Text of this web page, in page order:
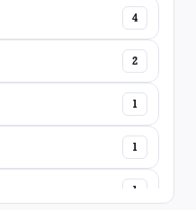
4
2
1
1
1